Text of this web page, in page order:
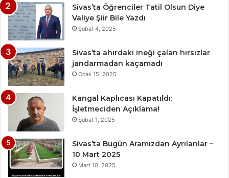
Sivas’ta Öğrenciler Tatil Olsun Diye
Valiye Şiir Bile Yazdı
Şubat 4, 2025
Sivas’ta ahırdaki ineği çalan hırsızlar
jandarmadan kaçamadı
Ocak 15, 2025
Kangal Kaplıcası Kapatıldı:
İşletmeciden Açıklama!
Şubat 1, 2025
Sivas’ta Bugün Aramızdan Ayrılanlar –
10 Mart 2025
Mart 10, 2025